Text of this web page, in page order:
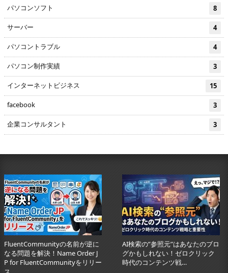
パソコンソフト 8
サーバー 4
パソコントラブル 4
パソコン制作実績 3
インターネットビジネス 15
facebook 3
企業コンサルタント 3
の名前が逆に
Name Order J
をリリー
AI検索の”参照元”はあなたのブロ
グかもしれない！ゼロクリック
時代のコンテンツ戦…
生成AI時代
とは？自社
させるGEO